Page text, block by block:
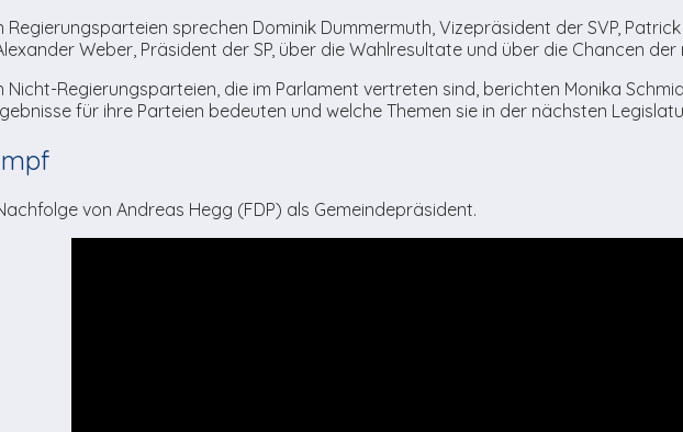
sprechen Dominik Dummermuth, Vizepräsident der SVP, Patrick
Weber, Präsident der SP, über die Wahlresultate und über die Chancen der
Regierungsparteien, die im Parlament vertreten sind, berichten Monika
für ihre Parteien bedeuten und welche Themen sie in der nächsten
von Andreas Hegg (FDP) als Gemeindepräsident.